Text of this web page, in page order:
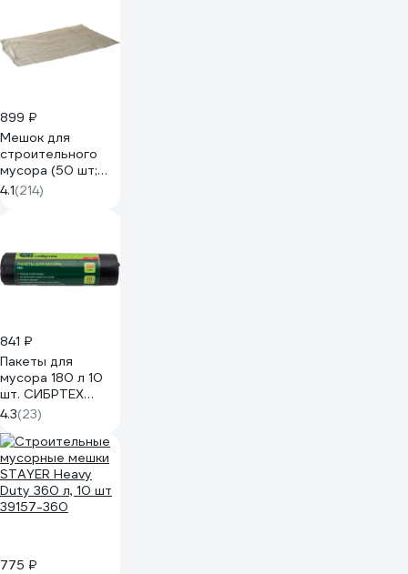
899 ₽
Мешок для
строительного
мусора (50 шт;
55х95 см;
зеленый) Gigant
4.1(214)
841 ₽
Пакеты для
мусора 180 л 10
шт. СИБРТЕХ
92746
4.3(23)
775 ₽